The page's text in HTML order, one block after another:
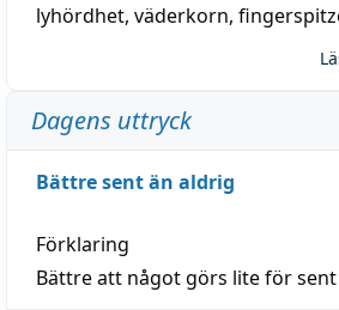
lyhördhet, väderkorn,
Dagens uttryck
Bättre sent än aldrig
Förklaring
Bättre att något görs lite för